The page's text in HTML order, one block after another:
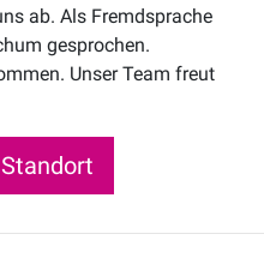
ab. Als Fremdsprache
gesprochen.
Unser Team freut